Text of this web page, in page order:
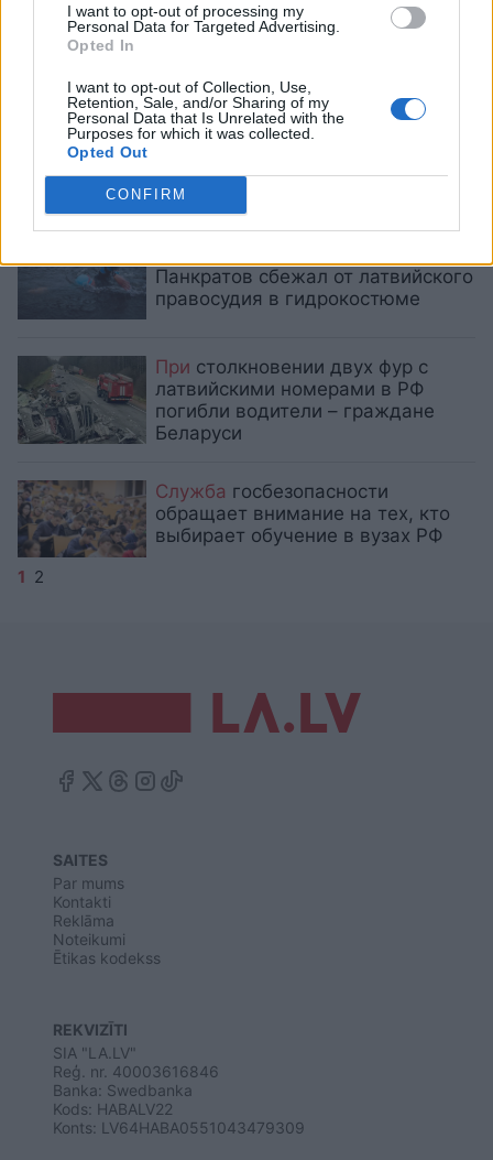
I want to opt-out of processing my
Personal Data for Targeted Advertising.
Opted In
I want to opt-out of Collection, Use,
Retention, Sale, and/or Sharing of my
Personal Data that Is Unrelated with the
Purposes for which it was collected.
Opted Out
CONFIRM
Выборы президента РФ:
«Почта России» приостановила
Панкратов сбежал от латвийского
правосудия в гидрокостюме
При столкновении двух фур с
латвийскими номерами в РФ
погибли водители – граждане
Беларуси
Служба госбезопасности
обращает внимание на тех, кто
выбирает обучение в вузах РФ
1 2
SAITES
Par mums
Kontakti
Reklāma
Noteikumi
Ētikas kodekss
REKVIZĪTI
SIA "LA.LV"
Reģ. nr. 40003616846
Banka: Swedbanka
Kods: HABALV22
Konts: LV64HABA0551043479309